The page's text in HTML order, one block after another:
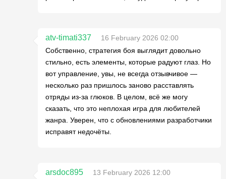
atv-timati337
16 February 2026 02:00
Собственно, стратегия боя выглядит довольно
стильно, есть элементы, которые радуют глаз. Но
вот управление, увы, не всегда отзывчивое —
несколько раз пришлось заново расставлять
отряды из-за глюков. В целом, всё же могу
сказать, что это неплохая игра для любителей
жанра. Уверен, что с обновлениями разработчики
исправят недочёты.
arsdoc895
13 February 2026 12:00